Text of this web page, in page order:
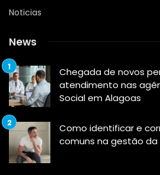
Noticias
News
Chegada de novos
atendimento nas
Social em Alagoas
Como identificar e
comuns na gestão da